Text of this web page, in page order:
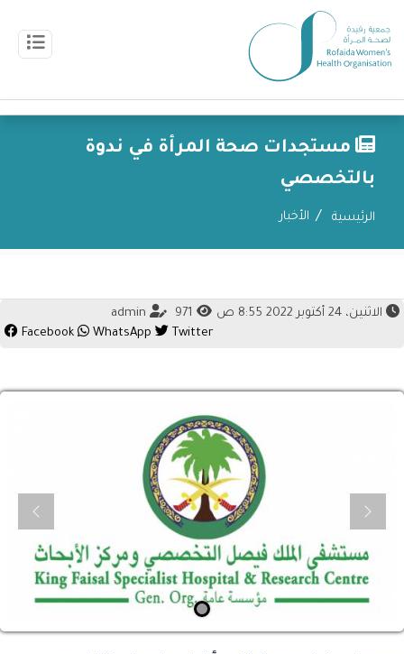
مستجدات صحة المرأة في ندوة
بالتخصصي
الرئيسية الأخبار
الاثنين، 24 أكتوبر 2022 8:55 ص
Facebook
WhatsApp Twitter
Next